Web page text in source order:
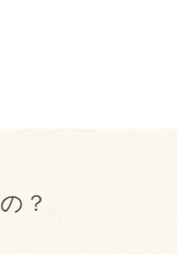
の ？